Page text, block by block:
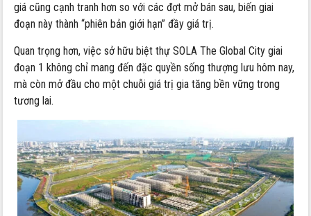
giá cũng cạnh tranh hơn so với các đợt mở bán sau, biến giai
đoạn này thành “phiên bản giới hạn” đầy giá trị.
Quan trọng hơn, việc sở hữu biệt thự SOLA The Global City giai
đoạn 1 không chỉ mang đến đặc quyền sống thượng lưu hôm nay,
mà còn mở đầu cho một chuỗi giá trị gia tăng bền vững trong
tương lai.